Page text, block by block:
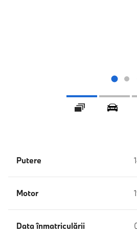
Galerie
Putere
Motor
Data înmatriculării